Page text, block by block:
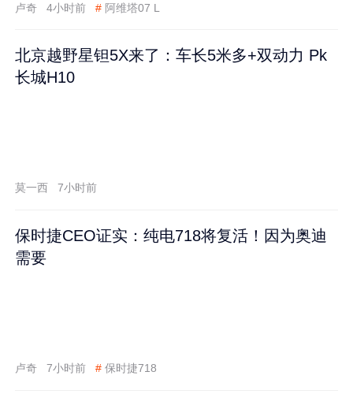
卢奇 4小时前 # 阿维塔07 L
北京越野星钽5X来了：车长5米多+双动力 Pk
长城H10
莫一西 7小时前
保时捷CEO证实：纯电718将复活！因为奥迪
需要
卢奇 7小时前 # 保时捷718